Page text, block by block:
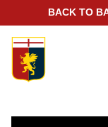
BACK TO